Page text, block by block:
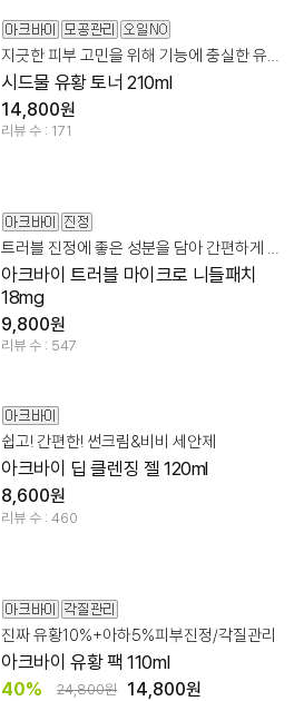
시드물 유황 토너 210ml
14,800원
리뷰 수 : 171
트러블 진정에 좋은 성분을 담아 간편하게 트러블 고민해결!
아크바이 트러블 마이크로 니들패치
18mg
9,800원
리뷰 수 : 547
쉽고! 간편한! 썬크림&비비 세안제
아크바이 딥 클렌징 젤 120ml
8,600원
리뷰 수 : 460
진짜 유황10%+아하5%피부진정/각질관리
아크바이 유황 팩 110ml
40% 24,800원 14,800원